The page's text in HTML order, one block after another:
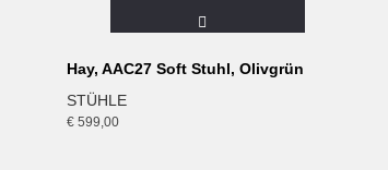
Hay, AAC27 Soft Stuhl, Olivgrün
STÜHLE
€ 599,00